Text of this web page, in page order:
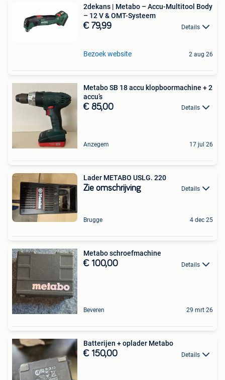
2dekans | Metabo – Accu-Multitool Body
– 12 V & OMT-Systeem
€ 79,99 Details
Bezoek website 2 aug 26
Metabo SB 18 accu klopboormachine + 2
accu’s
€ 85,00 Details
Anzegem 17 jul 26
Lader METABO USLG. 220
Zie omschrijving Details
Brugge 4 dec 25
Metabo schroefmachine
€ 100,00 Details
Beveren 29 mrt 26
Batterijen + oplader Metabo
€ 150,00 Details